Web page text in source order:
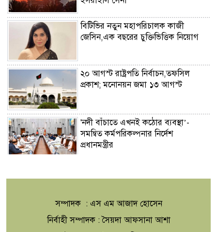
বিটিভির নতুন মহাপরিচালক কাজী
জেসিন,এক বছরের চুক্তিভিত্তিক নিয়োগ
২০ আগস্ট রাষ্ট্রপতি নির্বাচন,তফসিল
প্রকাশ; মনোনয়ন জমা ১৩ আগস্ট
'নদী বাঁচাতে এখনই কঠোর ব্যবস্থা’-
সমন্বিত কর্মপরিকল্পনার নির্দেশ
প্রধানমন্ত্রীর
প্রাণ,মোটরসাইকেল দুর্ঘটনাই সবচেয়ে
টাঙ্গাইলের মহিষমারা কলেজে গড়ে উঠছে
ভবিষ্যতের কৃষি উদ্যোক্তা
সম্পাদক : এস এম আজাদ হোসেন
নির্বাহী সম্পাদক : সৈয়দা আফসানা আশা